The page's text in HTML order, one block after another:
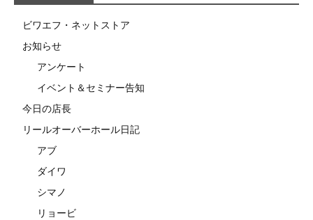
ビワエフ・ネットストア
お知らせ
アンケート
イベント＆セミナー告知
今日の店長
リールオーバーホール日記
アブ
ダイワ
シマノ
リョービ